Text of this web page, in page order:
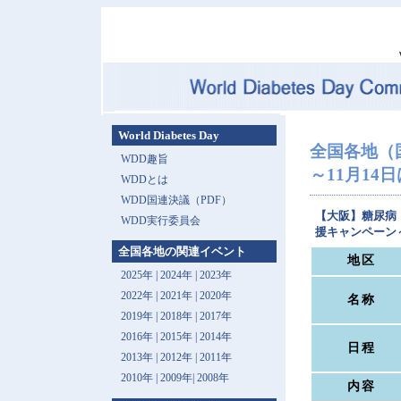
全国各地（
～11月14
【大阪】糖尿
援キャンペーン
地区
名称
日程
内容
World Diabetes Day
WDD趣旨
WDDとは
WDD国連決議（PDF）
WDD実行委員会
全国各地の関連イベント
2025年| 2024年| 2023年
2022年| 2021年| 2020年
2019年| 2018年| 2017年
2016年| 2015年| 2014年
2013年 | 2012年| 2011年
2010年| 2009年| 2008年